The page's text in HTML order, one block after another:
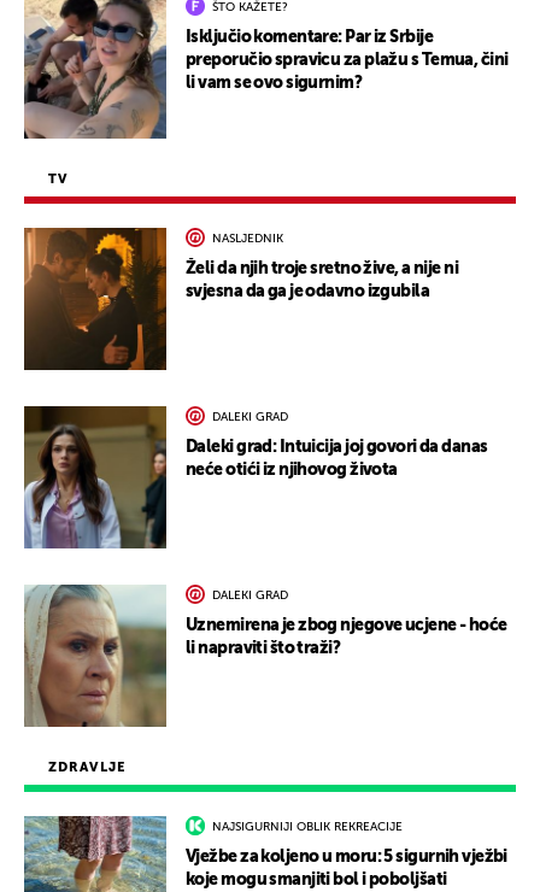
ZDRAVLJE
NAJSIGURNIJI OBLIK REKREACIJE
Vježbe za koljeno u moru: 5 sigurnih vježbi
koje mogu smanjiti bol i poboljšati
ŠTO KAŽETE?
Isključio komentare: Par iz Srbije
preporučio spravicu za plažu s Temua, čini
li vam se ovo sigurnim?
TV
NASLJEDNIK
Želi da njih troje sretno žive, a nije ni
svjesna da ga je odavno izgubila
DALEKI GRAD
Daleki grad: Intuicija joj govori da danas
neće otići iz njihovog života
DALEKI GRAD
Uznemirena je zbog njegove ucjene - hoće
li napraviti što traži?